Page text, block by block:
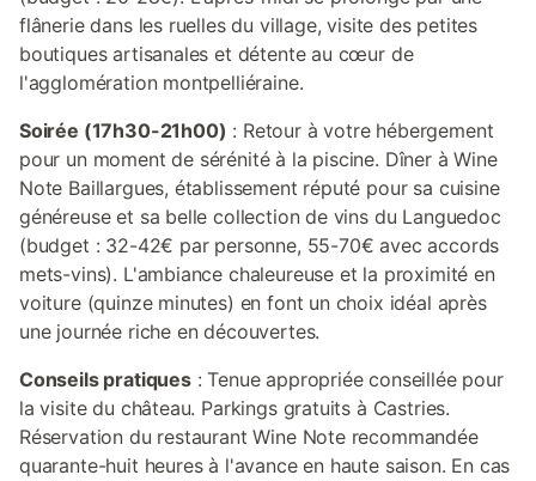
flânerie dans les ruelles du village, visite des petites
boutiques artisanales et détente au cœur de
l'agglomération montpelliéraine.
Soirée (17h30-21h00) : Retour à votre hébergement
pour un moment de sérénité à la piscine. Dîner à Wine
Note Baillargues, établissement réputé pour sa cuisine
généreuse et sa belle collection de vins du Languedoc
(budget : 32-42€ par personne, 55-70€ avec accords
mets-vins). L'ambiance chaleureuse et la proximité en
voiture (quinze minutes) en font un choix idéal après
une journée riche en découvertes.
Conseils pratiques: Tenue appropriée conseillée pour
la visite du château. Parkings gratuits à Castries.
Réservation du restaurant Wine Note recommandée
quarante-huit heures à l'avance en haute saison. En cas